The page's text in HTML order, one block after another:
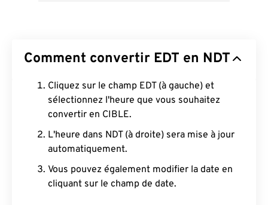
Comment convertir EDT en NDT
Cliquez sur le champ EDT (à gauche) et
sélectionnez l'heure que vous souhaitez
convertir en CIBLE.
L'heure dans NDT (à droite) sera mise à jour
automatiquement.
Vous pouvez également modifier la date en
cliquant sur le champ de date.